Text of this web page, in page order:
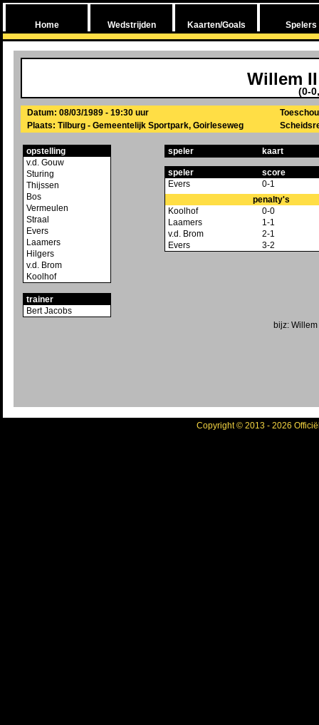
Home Wedstrijden Kaarten/Goals Spelers
Willem II
(0-
Datum: 08/03/1989 - 19:30 uur
Plaats: Tilburg - Gemeentelijk Sportpark, Goirleseweg
opstelling
v.d. Gouw
Sturing
Thijssen
Bos
Vermeulen
Straal
Evers
Laamers
Hilgers
v.d. Brom
Koolhof
trainer
Bert Jacobs
speler kaart
speler
score
Evers
0-1
penalty's
Koolhof
0-0
Laamers
1-1
v.d. Brom
2-1
Evers
3-2
bijz:
Copyright © 2013 - 2026